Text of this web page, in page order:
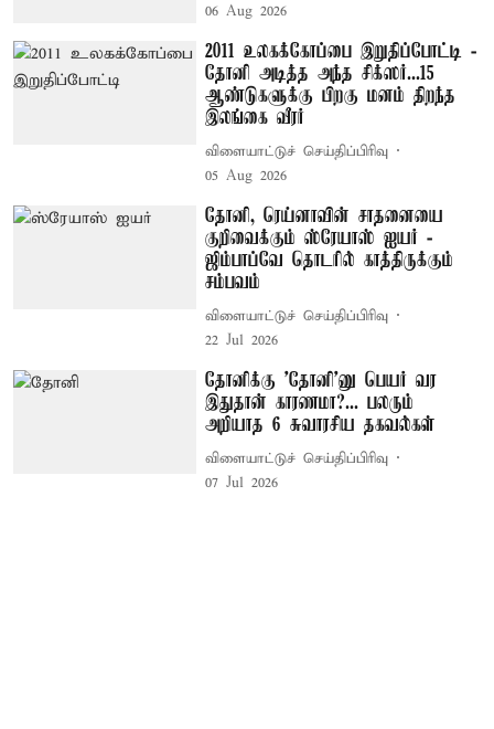
06 Aug 2026
2011 உலகக்கோப்பை இறுதிப்போட்டி -
தோனி அடித்த அந்த சிக்ஸர்...15
ஆண்டுகளுக்கு பிறகு மனம் திறந்த
இலங்கை வீரர்
விளையாட்டுச் செய்திப்பிரிவு
05 Aug 2026
தோனி, ரெய்னாவின் சாதனையை
குறிவைக்கும் ஸ்ரேயாஸ் ஐயர் -
ஜிம்பாப்வே தொடரில் காத்திருக்கும்
சம்பவம்
விளையாட்டுச் செய்திப்பிரிவு
22 Jul 2026
தோனிக்கு 'தோனி'னு பெயர் வர
இதுதான் காரணமா?... பலரும்
அறியாத 6 சுவாரசிய தகவல்கள்
விளையாட்டுச் செய்திப்பிரிவு
07 Jul 2026